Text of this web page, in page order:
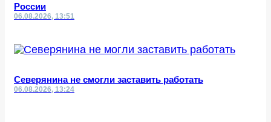
России
06.08.2026, 13:51
Северянина не смогли заставить работать
06.08.2026, 13:24